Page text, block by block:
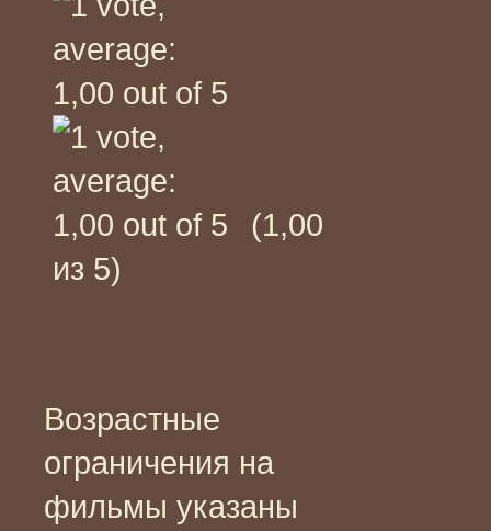
(1,00
из 5)
Возрастные
ограничения на
фильмы указаны